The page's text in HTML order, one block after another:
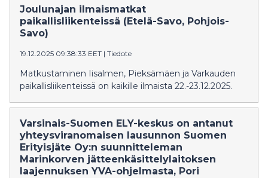
www.elinvoimakeskus.fi.
Joulunajan ilmaismatkat
paikallisliikenteissä (Etelä-Savo, Pohjois-
Savo)
19.12.2025 09:38:33 EET | Tiedote
Matkustaminen Iisalmen, Pieksämäen ja Varkauden
paikallisliikenteissä on kaikille ilmaista 22.-23.12.2025.
Varsinais-Suomen ELY-keskus on antanut
yhteysviranomaisen lausunnon Suomen
Erityisjäte Oy:n suunnitteleman
Marinkorven jätteenkäsittelylaitoksen
laajennuksen YVA-ohjelmasta, Pori